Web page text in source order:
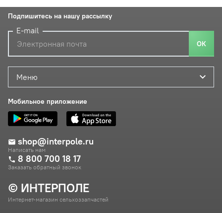
© ИНТЕРПОЛЕ
Интернет-магазин сельхоззапчастей
Меню
Мобильное приложение
shop@interpole.ru
Написать нам
8 800 700 18 17
Заказать обратный звонок
Подпишитесь на нашу рассылку
E-mail
ОК